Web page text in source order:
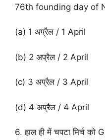
76th founding day of
(a) 1 अप्रैल / 1 April
(b) 2 अप्रैल / 2 April
(c) 3 अप्रैल / 3 April
(d) 4 अप्रैल / 4 April
6. हाल ही में चपटा मिर्च को